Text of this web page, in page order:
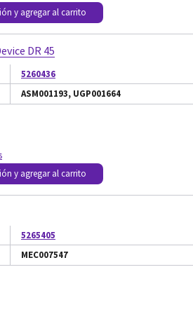
y agregar al carrito
DR 45
5260436
ASM001193, UGP001664
y agregar al carrito
5265405
MEC007547